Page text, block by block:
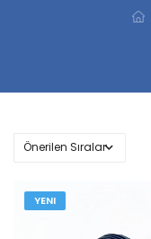
YENI